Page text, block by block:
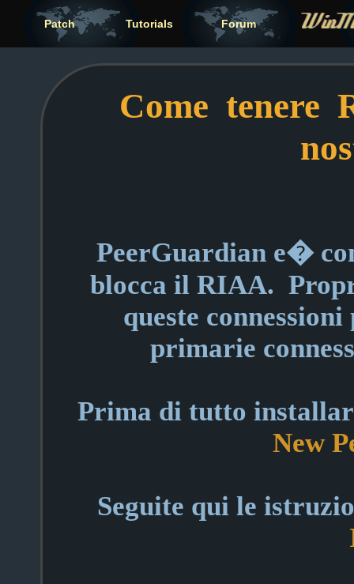
Patch Tutorials Forum
Come tenere
PeerGuardian e�
blocca il RIAA.
queste
primarie
Prima di tutto
New
Seguite qui le